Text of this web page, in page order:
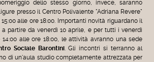
dello stesso giorno, invece, saranno
presso il Centro Polivalente "Adriana Revere"
alle ore 18:00. Importanti novità riguardano il
a partire da venerdì 10 aprile, e per tutti i venerdì
alle ore 18:00, le attività avranno una sede
Sociale Barontini. Gli incontri si terranno al
di un'aula studio completamente attrezzata per